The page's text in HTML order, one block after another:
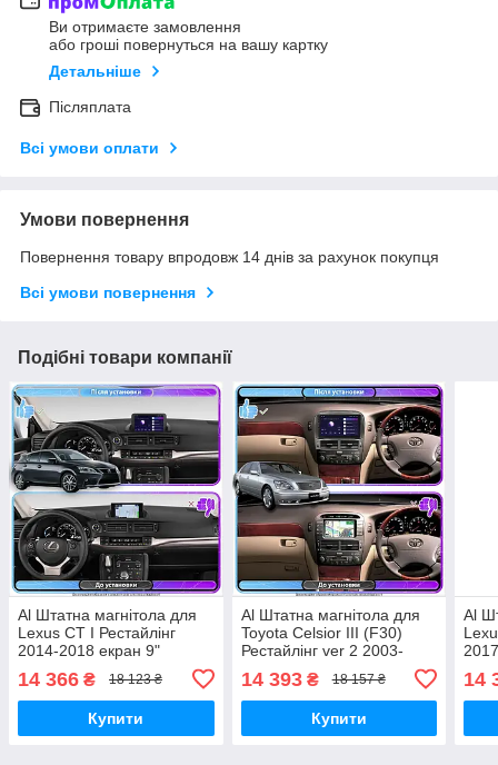
Ви отримаєте замовлення
або гроші повернуться на вашу картку
Детальніше
Післяплата
Всі умови оплати
Умови повернення
Повернення товару впродовж 14 днів за рахунок покупця
Всі умови повернення
Подібні товари компанії
Al Штатна магнітола для
Lexus CT I Рестайлінг
2014-2018 екран 9"
4/32Gb 4G Wi-Fi GPS Top
Android
14 366 ₴ 18 123 ₴
Купити
Al Штатна магнітола для
Toyota Celsior III (F30)
Рестайлінг ver 2 2003-
2006 екран 9" 4/32Gb 4G
Wi-Fi GPS Top Android
14 393₴ 18 157 ₴
Купити
Al
14